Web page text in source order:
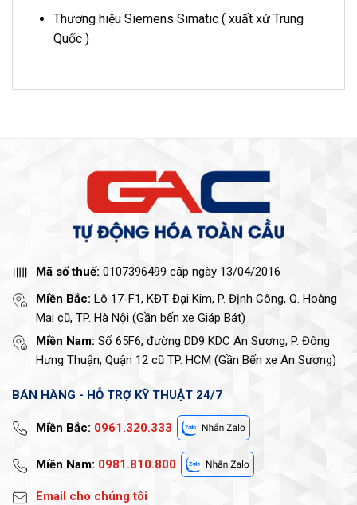
Thương hiệu Siemens Simatic ( xuất xứ Trung
Quốc )
Mã số thuế: 0107396499 cấp ngày 13/04/2016
Miền Bắc: Lô 17-F1, KĐT Đại Kim, P. Định Công, Q. Hoàng
Mai cũ, TP. Hà Nội (Gần bến xe Giáp Bát)
Miền Nam: Số 65F6, đường DD9 KDC An Sương, P. Đông
Hưng Thuận, Quận 12 cũ TP. HCM (Gần Bến xe An Sương)
BÁN HÀNG - HỖ TRỢ KỸ THUẬT 24/7
Miền Bắc: 0961.320.333
Miền Nam: 0981.810.800
Email cho chúng tôi